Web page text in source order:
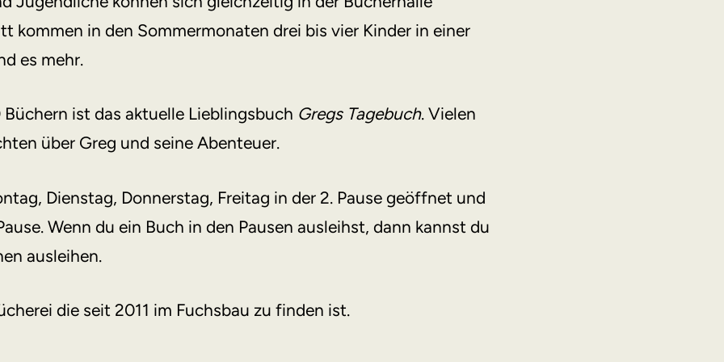
kommen in den Sommermonaten drei bis vier Kinder in einer
es mehr.
ist das aktuelle Lieblingsbuch Gregs Tagebuch. Vielen
über Greg und seine Abenteuer.
Dienstag, Donnerstag, Freitag in der 2. Pause geöffnet und
Wenn du ein Buch in den Pausen ausleihst, dann kannst du
ausleihen.
die seit 2011 im Fuchsbau zu finden ist.